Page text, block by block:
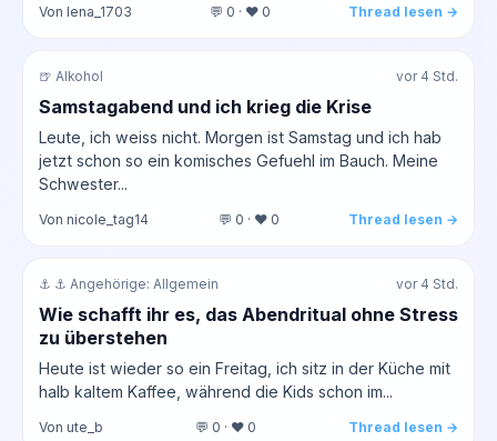
Von lena_1703 💬 0 · ❤️ 0 Thread lesen →
🍺 Alkohol vor 4 Std.
Samstagabend und ich krieg die Krise
Leute, ich weiss nicht. Morgen ist Samstag und ich hab
jetzt schon so ein komisches Gefuehl im Bauch. Meine
Schwester...
Von nicole_tag14 💬 0 · ❤️ 0 Thread lesen →
⚓ ⚓ Angehörige: Allgemein vor 4 Std.
Wie schafft ihr es, das Abendritual ohne Stress
zu überstehen
Heute ist wieder so ein Freitag, ich sitz in der Küche mit
halb kaltem Kaffee, während die Kids schon im...
Von ute_b 💬 0 · ❤️ 0 Thread lesen →